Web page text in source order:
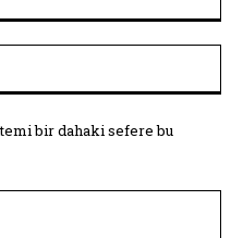
bir dahaki sefere bu